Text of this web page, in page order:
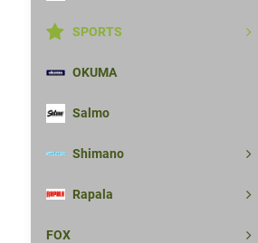
SPORTS
OKUMA
Salmo
Shimano
Rapala
FOX